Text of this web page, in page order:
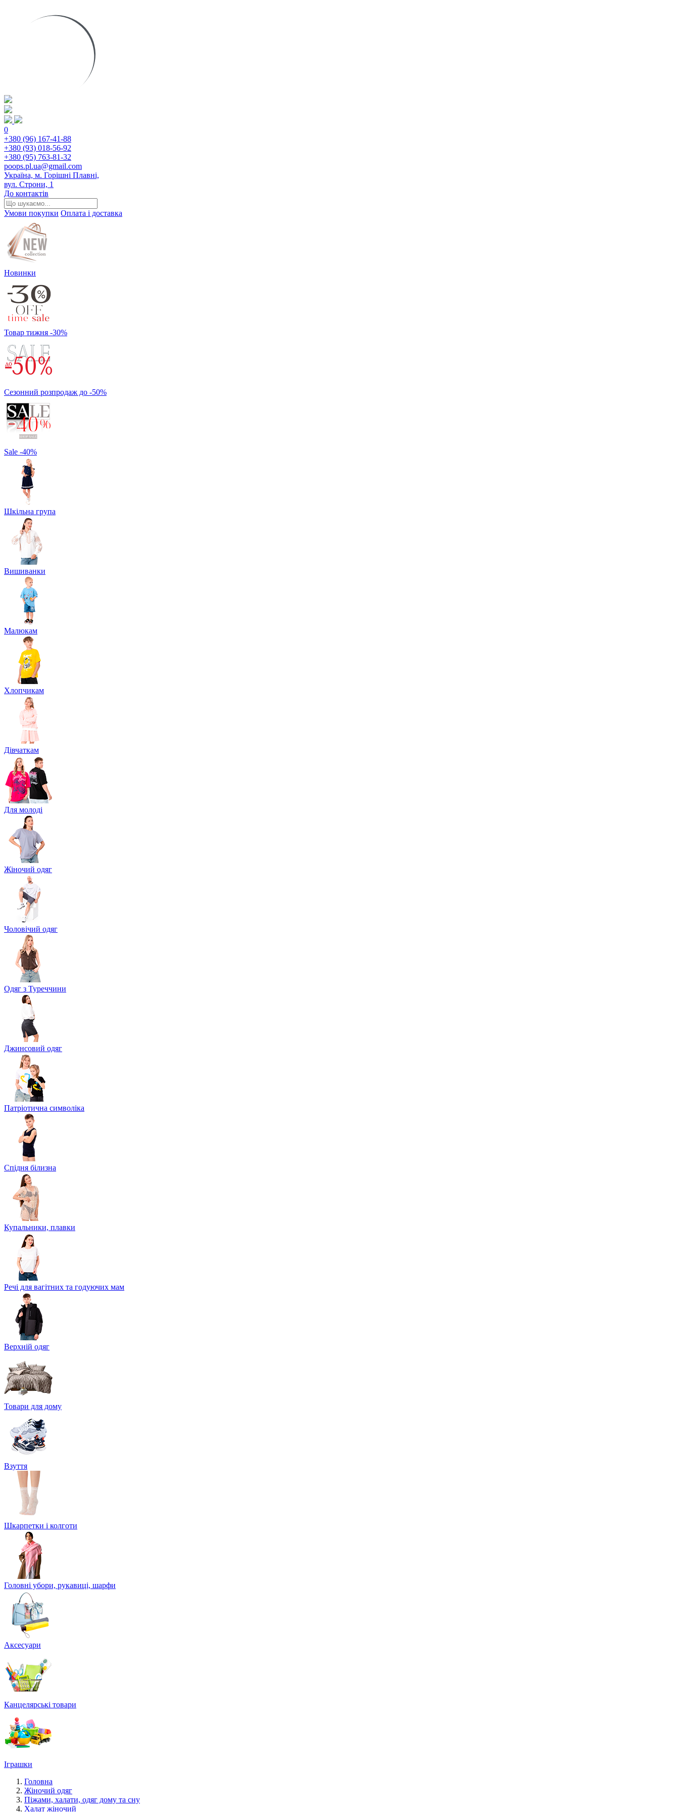
0
+380 (96) 167-41-88
+380 (93) 018-56-92
+380 (95) 763-81-32
poops.pl.ua@gmail.com
Україна, м. Горішні Плавні,
вул. Строни, 1
До контактів
Умови покупки Оплата і доставка
Новинки
Товар тижня -30%
Сезонний розпродаж до -50%
Sale -40%
Шкільна група
Вишиванки
Малюкам
Хлопчикам
Дівчаткам
Для молоді
Жіночий одяг
Чоловічий одяг
Одяг з Туреччини
Джинсовий одяг
Патріотична символіка
Спідня білизна
Купальники, плавки
Речі для вагітних та годуючих мам
Верхній одяг
Товари для дому
Взуття
Шкарпетки і колготи
Головні убори, рукавиці, шарфи
Аксесуари
Канцелярські товари
Іграшки
Головна
Жіночий одяг
Піжами, халати, одяг дому та сну
Халат жіночий